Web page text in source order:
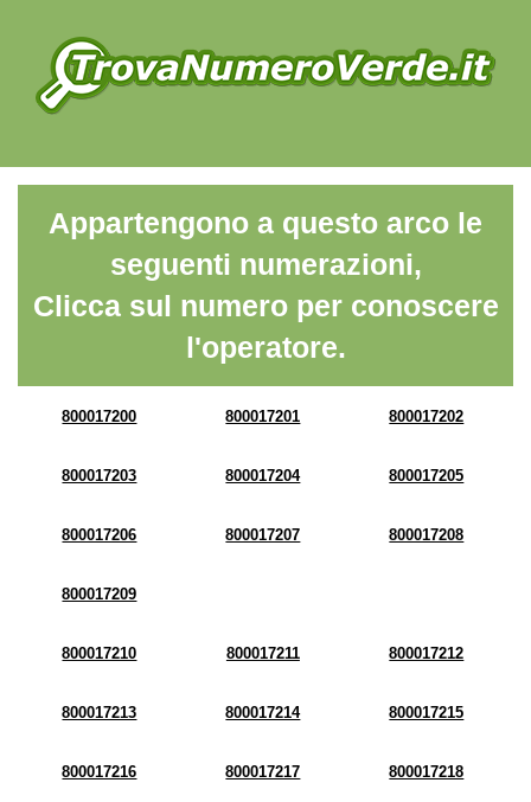
Appartengono a questo arco le
seguenti numerazioni,
Clicca sul numero per conoscere
l'operatore.
800017200 800017201 800017202
800017203 800017204 800017205
800017206 800017207 800017208
800017209
800017210 800017211 800017212
800017213 800017214 800017215
800017216 800017217 800017218